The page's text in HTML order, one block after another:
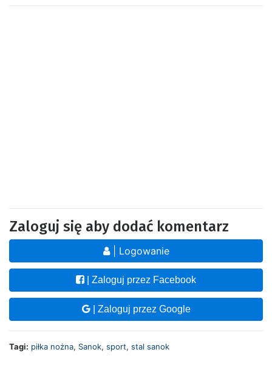
Zaloguj się aby dodać komentarz
| Logowanie
| Zaloguj przez Facebook
| Zaloguj przez Google
Tagi: piłka nożna, Sanok, sport, stal sanok